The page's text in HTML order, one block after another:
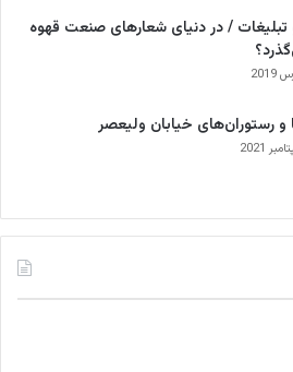
تبلیغات / در دنیای شعارهای صنعت قهوه
و رستوران‌های خیابان ولیعصر